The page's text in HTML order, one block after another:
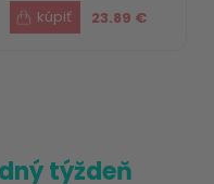
23.89 €
týždeň